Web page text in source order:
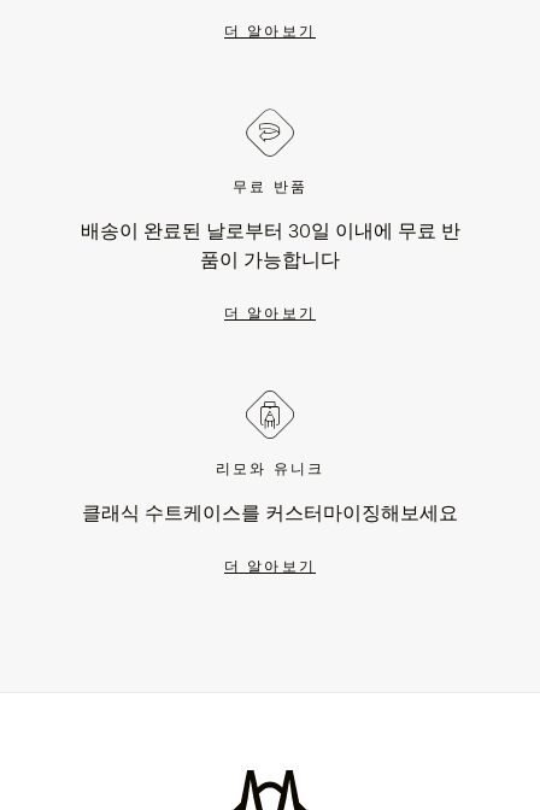
더 알아보기
무료 반품
배송이 완료된 날로부터 30일 이내에 무료 반
품이 가능합니다
더 알아보기
리모와 유니크
클래식 수트케이스를 커스터마이징해보세요
더 알아보기